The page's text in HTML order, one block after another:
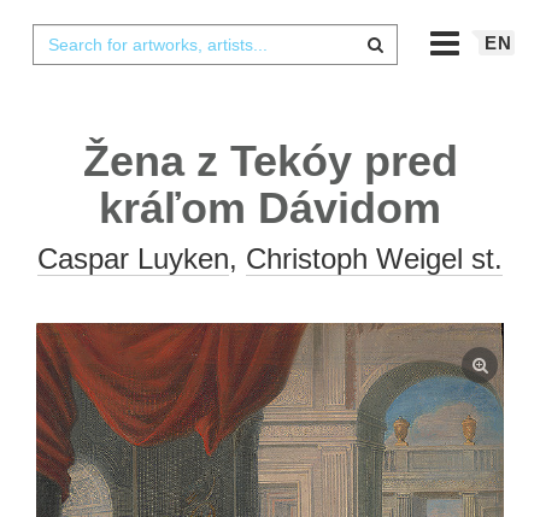
EN
Žena z Tekóy pred
kráľom Dávidom
Caspar Luyken, Christoph Weigel st.